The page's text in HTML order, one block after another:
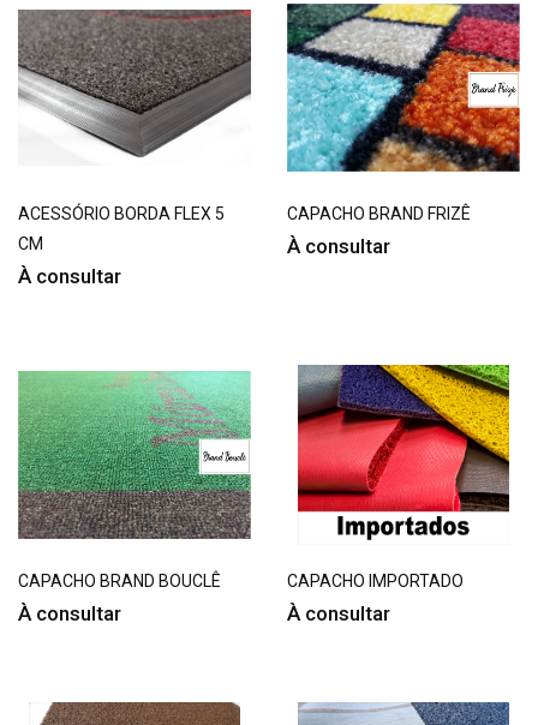
ACESSÓRIO BORDA FLEX 5
CM
À consultar
CAPACHO BRAND FRIZÊ
À consultar
CAPACHO BRAND BOUCLÊ
À consultar
CAPACHO IMPORTADO
À consultar